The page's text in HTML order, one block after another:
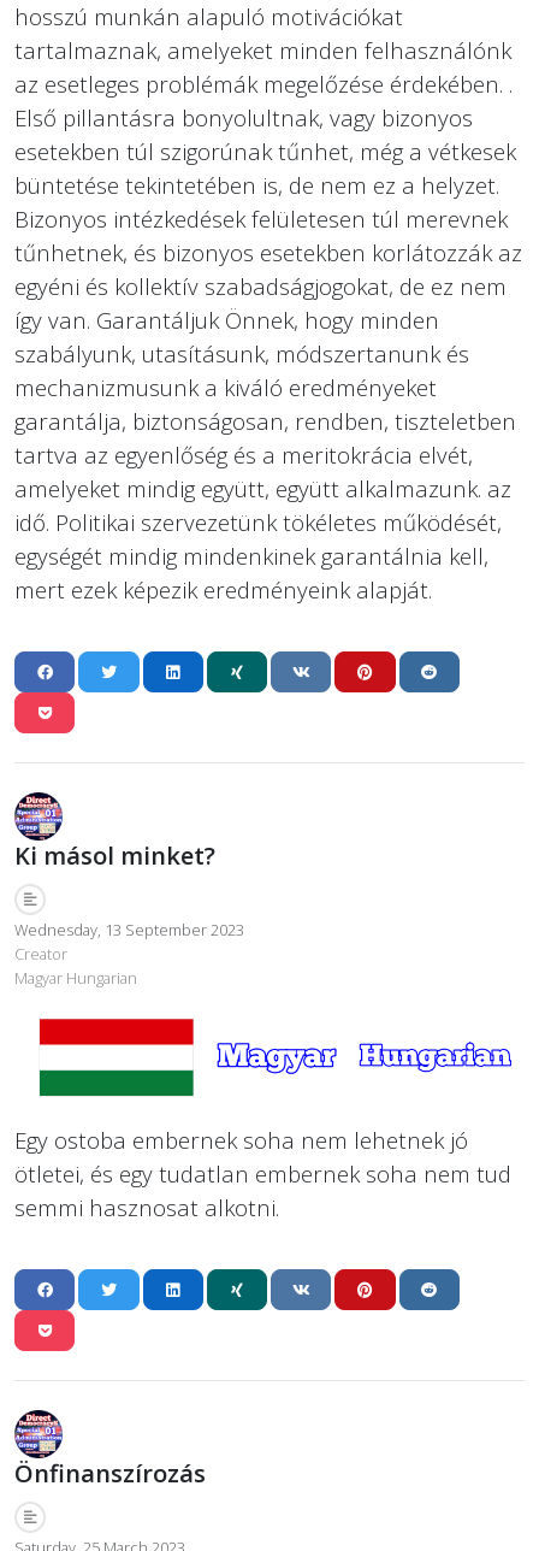
hosszú munkán alapuló motivációkat
tartalmaznak, amelyeket minden felhasználónk
az esetleges problémák megelőzése érdekében. .
Első pillantásra bonyolultnak, vagy bizonyos
esetekben túl szigorúnak tűnhet, még a vétkesek
büntetése tekintetében is, de nem ez a helyzet.
Bizonyos intézkedések felületesen túl merevnek
tűnhetnek, és bizonyos esetekben korlátozzák az
egyéni és kollektív szabadságjogokat, de ez nem
így van. Garantáljuk Önnek, hogy minden
szabályunk, utasításunk, módszertanunk és
mechanizmusunk a kiváló eredményeket
garantálja, biztonságosan, rendben, tiszteletben
tartva az egyenlőség és a meritokrácia elvét,
amelyeket mindig együtt, együtt alkalmazunk. az
idő. Politikai szervezetünk tökéletes működését,
egységét mindig mindenkinek garantálnia kell,
mert ezek képezik eredményeink alapját.
Ki másol minket?
Wednesday, 13 September 2023
Creator
Magyar Hungarian
Egy ostoba embernek soha nem lehetnek jó
ötletei, és egy tudatlan embernek soha nem tud
semmi hasznosat alkotni.
Önfinanszírozás